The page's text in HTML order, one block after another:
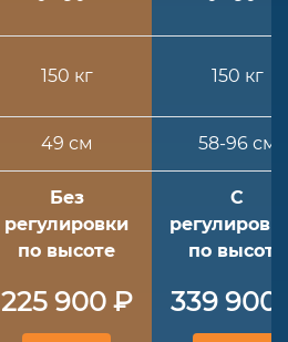
150 кг 150 кг
49 см 58-96 см
Без
регулировки
по высоте
225 900 ₽
С
по высоте
339 900